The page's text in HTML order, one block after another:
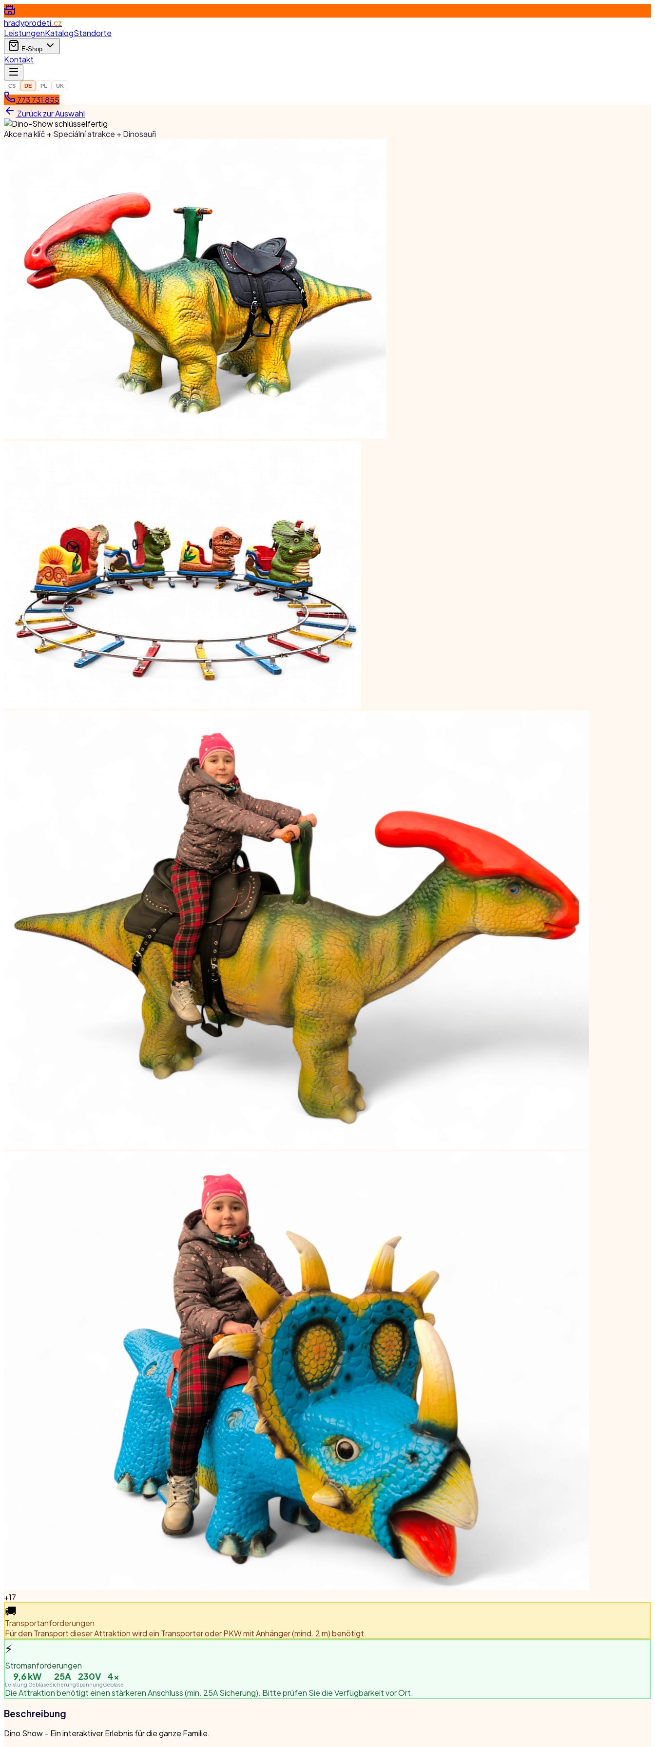
hradyprodeti.cz
LeistungenKatalogStandorte
E-Shop
Kontakt
CS DE PL UK
773 731 855
Zurück zur Auswahl
Akce na klíč + Speciální atrakce + Dinosauři
+17
🚚
Transportanforderungen
Für den Transport dieser Attraktion wird ein Transporter oder PKW mit Anhänger (mind. 2 m) benötigt.
⚡
Stromanforderungen
9,6kW
Leistung Gebläse
25A
Sicherung
230V
Spannung
4×
Gebläse
Die Attraktion benötigt einen stärkeren Anschluss (min. 25A Sicherung). Bitte prüfen Sie die Verfügbarkeit vor Ort.
Beschreibung
Dino Show – Ein interaktiver Erlebnis für die ganze Familie.